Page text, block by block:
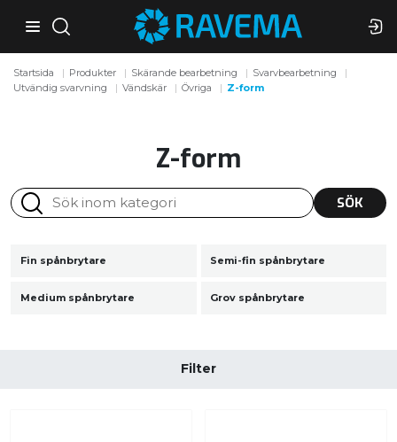
Startsida Produkter Skärande bearbetning
Svarvbearbetning
Utvändig svarvning
Vändskär Övriga Z-form
Z-form
SÖK
Fin spånbrytare Semi-fin spånbrytare
Medium spånbrytare Grov spånbrytare
Filter